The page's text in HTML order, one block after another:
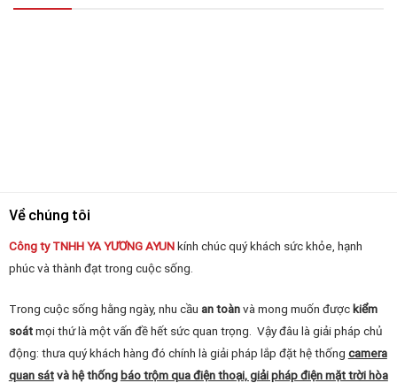
Về chúng tôi
Công ty TNHH YA YƯƠNG AYUNkính chúc quý khách sức khỏe, hạnh
phúc và thành đạt trong cuộc sống.
Trong cuộc sống hằng ngày, nhu cầu an toànvà mong muốn được kiểm
soátmọi thứ là một vấn đề hết sức quan trọng. Vậy đâu là giải pháp chủ
động: thưa quý khách hàng đó chính là giải pháp lắp đặt hệ thống camera
quan sátvà hệ thống báo trộm qua điện thoại, giải pháp điện mặt trời hòa